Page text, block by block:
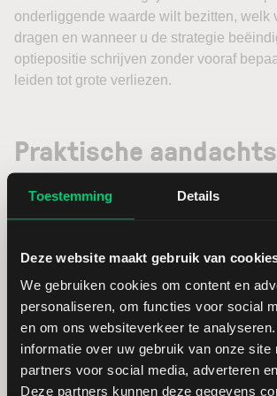
Toestemming Details
Deze website maakt gebruik van
We gebruiken cookies om content en
personaliseren, om functies voor social
en om ons websiteverkeer te
informatie over uw gebruik van onze site
partners voor social media, adverteren
Deze partners kunnen deze gegevens
onderliggende waarde wilt bezitten, welk
dragen en wanneer u de strategie
optiepositie schrijven zonder vooraf
leiden tot grote verliezen.
Praktische
Let bij het selecteren van opties niet
Kijk ook naar de looptijd, uitoefenprijs,
onderneming of ETF, eventuele
blootstelling van uw portefeuille.
Een veelgemaakte fout is het najagen
Hoge premies lijken aantrekkelijk, maar
verhoogde onzekerheid of een grotere
koersbewegingen. Een andere fout is het